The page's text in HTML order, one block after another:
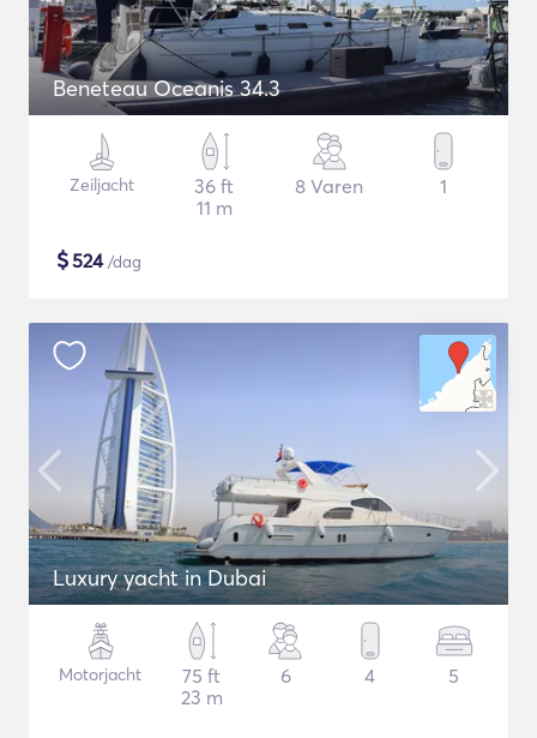
Beneteau Oceanis 34.3
Zeiljacht
36 ft
11 m
8 Varen 1
$524/dag
Luxury yacht in Dubai
Motorjacht
75 ft
23 m
6 4 5